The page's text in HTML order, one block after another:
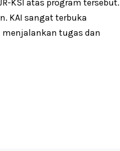
KSI atas program tersebut.
KAI sangat terbuka
menjalankan tugas dan